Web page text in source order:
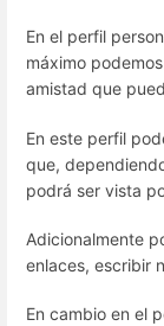
En el perfil
máximo
amistad que
En este perfil
que,
podrá ser vista
Adicionalmente
enlaces, escribir
En cambio en el